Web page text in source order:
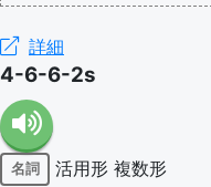
詳細
4-6-6-2s
名詞 活用形 複数形